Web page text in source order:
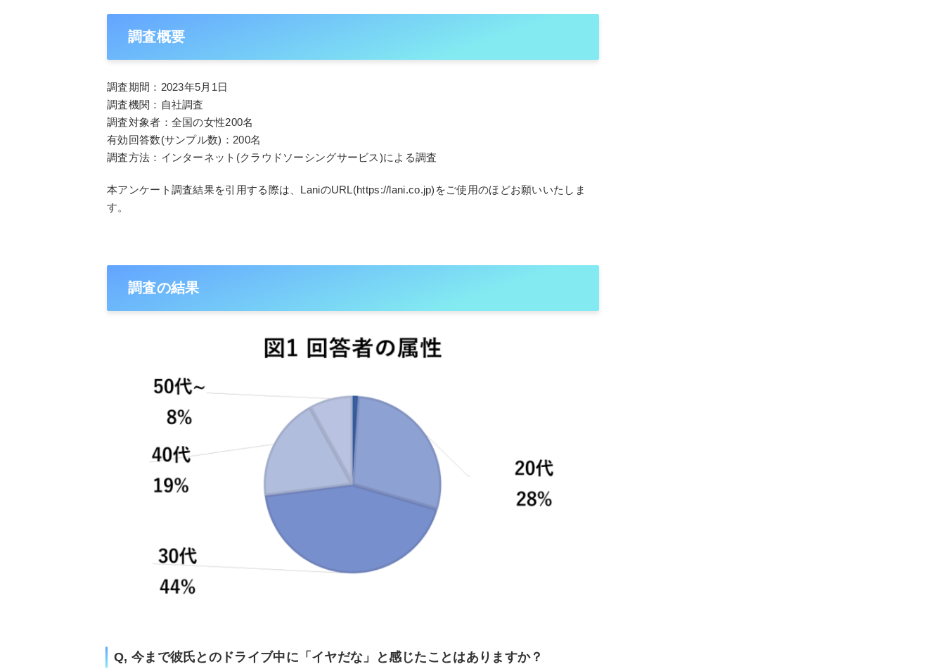
調査概要
調査期間：2023年5月1日
調査機関：自社調査
調査対象者：全国の女性200名
有効回答数(サンプル数)：200名
調査方法：インターネット(クラウドソーシングサービス)による調査
本アンケート調査結果を引用する際は、LaniのURL(https://lani.co.jp)をご使用のほどお願いいたしま
す。
調査の結果
Q, 今まで彼氏とのドライブ中に「イヤだな」と感じたことはありますか？